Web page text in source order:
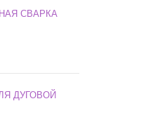
СВАРКА
ДУГОВОЙ